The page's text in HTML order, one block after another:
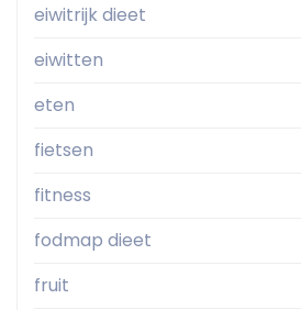
eiwitrijk dieet
eiwitten
eten
fietsen
fitness
fodmap dieet
fruit